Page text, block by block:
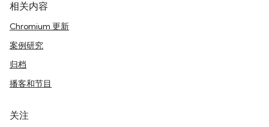
相关内容
Chromium 更新
案例研究
归档
播客和节目
关注